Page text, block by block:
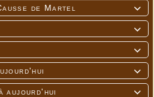

de Martel




aujourd'hui
à Jesse qu'il s'est trompé de
dans des conditions mystérieuses.